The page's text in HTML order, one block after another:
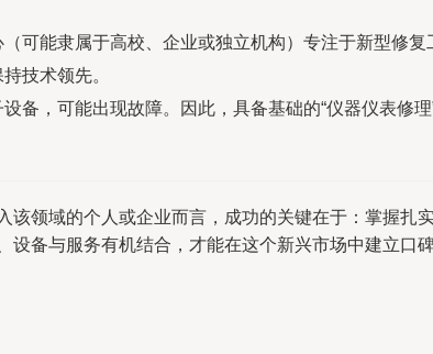
可能隶属于高校、企业或独立机构）专注于新型修
技术领先。
备，可能出现故障。因此，具备基础的“仪器仪表修
领域的个人或企业而言，成功的关键在于：掌握扎
备与服务有机结合，才能在这个新兴市场中建立口